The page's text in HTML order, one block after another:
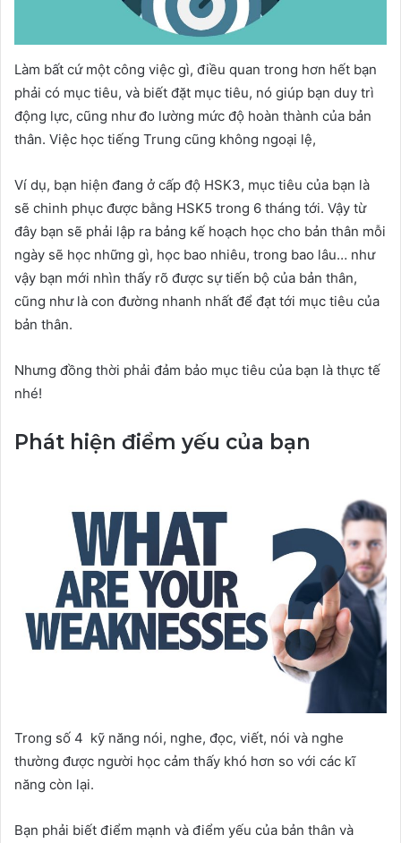
Làm bất cứ một công việc gì, điều quan trong hơn hết bạn
phải có mục tiêu, và biết đặt mục tiêu, nó giúp bạn duy trì
động lực, cũng như đo lường mức độ hoàn thành của bản
thân. Việc học tiếng Trung cũng không ngoại lệ,
Ví dụ, bạn hiện đang ở cấp độ HSK3, mục tiêu của bạn là
sẽ chinh phục được bằng HSK5 trong 6 tháng tới. Vậy từ
đây bạn sẽ phải lập ra bảng kế hoạch học cho bản thân mỗi
ngày sẽ học những gì, học bao nhiêu, trong bao lâu… như
vậy bạn mới nhìn thấy rõ được sự tiến bộ của bản thân,
cũng như là con đường nhanh nhất để đạt tới mục tiêu của
bản thân.
Nhưng đồng thời phải đảm bảo mục tiêu của bạn là thực tế
nhé!
Phát hiện điểm yếu của bạn
Trong số 4 kỹ năng nói, nghe, đọc, viết, nói và nghe
thường được người học cảm thấy khó hơn so với các kĩ
năng còn lại.
Bạn phải biết điểm mạnh và điểm yếu của bản thân và